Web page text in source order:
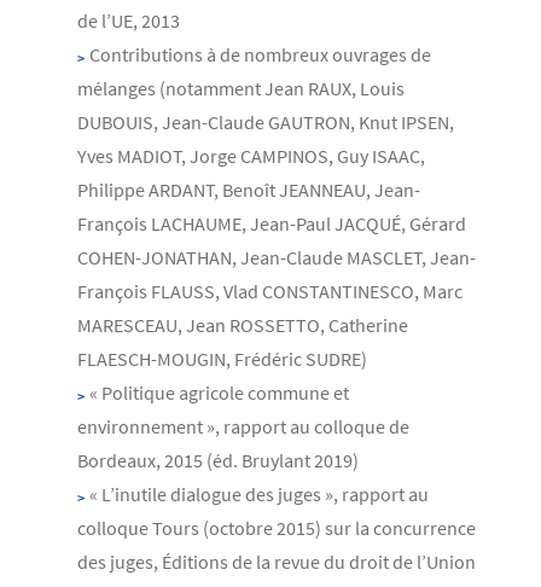
de l’UE, 2013
Contributions à de nombreux ouvrages de
mélanges (notamment Jean RAUX, Louis
DUBOUIS, Jean-Claude GAUTRON, Knut IPSEN,
Yves MADIOT, Jorge CAMPINOS, Guy ISAAC,
Philippe ARDANT, Benoît JEANNEAU, Jean-
François LACHAUME, Jean-Paul JACQUÉ, Gérard
COHEN-JONATHAN, Jean-Claude MASCLET, Jean-
François FLAUSS, Vlad CONSTANTINESCO, Marc
MARESCEAU, Jean ROSSETTO, Catherine
FLAESCH-MOUGIN, Frédéric SUDRE)
« Politique agricole commune et
environnement », rapport au colloque de
Bordeaux, 2015 (éd. Bruylant 2019)
« L’inutile dialogue des juges », rapport au
colloque Tours (octobre 2015) sur la concurrence
des juges, Éditions de la revue du droit de l’Union